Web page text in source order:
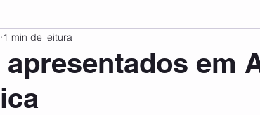
apresentados em
1 min de leitura